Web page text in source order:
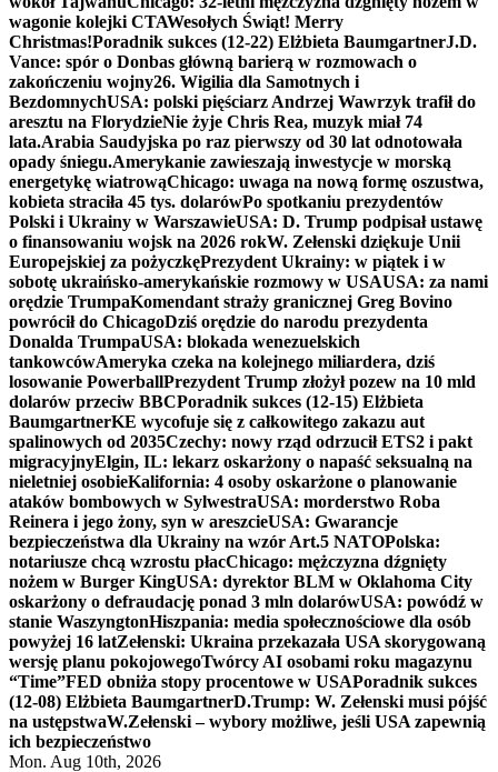
wagonie kolejki CTAWesołych Świąt! Merry
Christmas!Poradnik sukces (12-22) Elżbieta BaumgartnerJ.D.
Vance: spór o Donbas główną barierą w rozmowach o
zakończeniu wojny26. Wigilia dla Samotnych i
BezdomnychUSA: polski pięściarz Andrzej Wawrzyk trafił do
aresztu na FlorydzieNie żyje Chris Rea, muzyk miał 74
lata.Arabia Saudyjska po raz pierwszy od 30 lat odnotowała
opady śniegu.Amerykanie zawieszają inwestycje w morską
energetykę wiatrowąChicago: uwaga na nową formę oszustwa,
kobieta straciła 45 tys. dolarówPo spotkaniu prezydentów
Polski i Ukrainy w WarszawieUSA: D. Trump podpisał ustawę
o finansowaniu wojsk na 2026 rokW. Zełenski dziękuje Unii
Europejskiej za pożyczkęPrezydent Ukrainy: w piątek i w
sobotę ukraińsko-amerykańskie rozmowy w USAUSA: za nami
orędzie TrumpaKomendant straży granicznej Greg Bovino
powrócił do ChicagoDziś orędzie do narodu prezydenta
Donalda TrumpaUSA: blokada wenezuelskich
tankowcówAmeryka czeka na kolejnego miliardera, dziś
losowanie PowerballPrezydent Trump złożył pozew na 10 mld
dolarów przeciw BBCPoradnik sukces (12-15) Elżbieta
BaumgartnerKE wycofuje się z całkowitego zakazu aut
spalinowych od 2035Czechy: nowy rząd odrzucił ETS2 i pakt
migracyjnyElgin, IL: lekarz oskarżony o napaść seksualną na
nieletniej osobieKalifornia: 4 osoby oskarżone o planowanie
ataków bombowych w SylwestraUSA: morderstwo Roba
Reinera i jego żony, syn w areszcieUSA: Gwarancje
bezpieczeństwa dla Ukrainy na wzór Art.5 NATOPolska:
notariusze chcą wzrostu płacChicago: mężczyzna dźgnięty
nożem w Burger KingUSA: dyrektor BLM w Oklahoma City
oskarżony o defraudację ponad 3 mln dolarówUSA: powódź w
stanie WaszyngtonHiszpania: media społecznościowe dla osób
powyżej 16 latZełenski: Ukraina przekazała USA skorygowaną
wersję planu pokojowegoTwórcy AI osobami roku magazynu
“Time”FED obniża stopy procentowe w USAPoradnik sukces
(12-08) Elżbieta BaumgartnerD.Trump: W. Zełenski musi pójść
na ustępstwaW.Zełenski – wybory możliwe, jeśli USA zapewnią
ich bezpieczeństwo
Mon. Aug 10th, 2026